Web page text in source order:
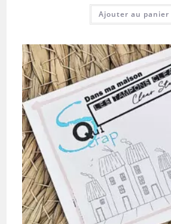
Ajouter au panier